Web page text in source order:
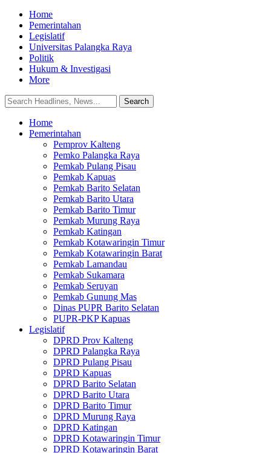
Home
Pemerintahan
Legislatif
Universitas Palangka Raya
Politik
Hukum & Investigasi
More
Home
Pemerintahan
Pemprov Kalteng
Pemko Palangka Raya
Pemkab Pulang Pisau
Pemkab Kapuas
Pemkab Barito Selatan
Pemkab Barito Utara
Pemkab Barito Timur
Pemkab Murung Raya
Pemkab Katingan
Pemkab Kotawaringin Timur
Pemkab Kotawaringin Barat
Pemkab Lamandau
Pemkab Sukamara
Pemkab Seruyan
Pemkab Gunung Mas
Dinas PUPR Barito Selatan
PUPR-PKP Kapuas
Legislatif
DPRD Prov Kalteng
DPRD Palangka Raya
DPRD Pulang Pisau
DPRD Kapuas
DPRD Barito Selatan
DPRD Barito Utara
DPRD Barito Timur
DPRD Murung Raya
DPRD Katingan
DPRD Kotawaringin Timur
DPRD Kotawaringin Barat